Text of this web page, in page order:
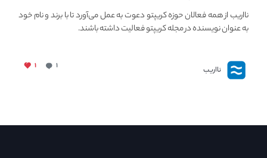
فعالیت در مجله کریپتو
نااریب از همه فعالان حوزه کریپتو دعوت به عمل می‌آورد تا با برند و نام خود
به عنوان نویسنده در مجله کریپتو فعالیت داشته باشند.
نااریب ۱ ۱